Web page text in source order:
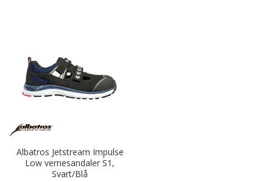
Albatros Jetstream Impulse
Low vernesandaler S1,
Svart/Blå